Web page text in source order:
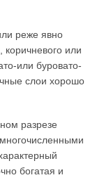
реже явно
или
или буровато-
слои хорошо
разрезе
богатая и